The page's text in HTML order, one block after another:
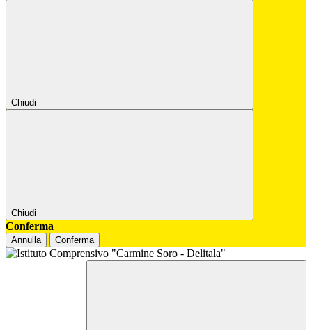
Chiudi
Chiudi
Conferma
Annulla Conferma